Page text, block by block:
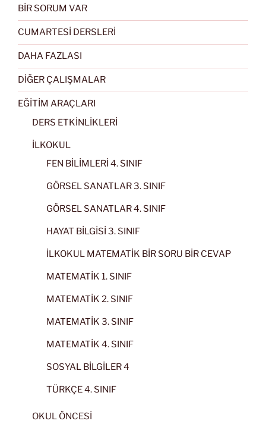
BİR SORUM VAR
CUMARTESİ DERSLERİ
DAHA FAZLASI
DİĞER ÇALIŞMALAR
EĞİTİM ARAÇLARI
DERS ETKİNLİKLERİ
İLKOKUL
FEN BİLİMLERİ 4. SINIF
GÖRSEL SANATLAR 3. SINIF
GÖRSEL SANATLAR 4. SINIF
HAYAT BİLGİSİ 3. SINIF
İLKOKUL MATEMATİK BİR SORU BİR CEVAP
MATEMATİK 1. SINIF
MATEMATİK 2. SINIF
MATEMATİK 3. SINIF
MATEMATİK 4. SINIF
SOSYAL BİLGİLER 4
TÜRKÇE 4. SINIF
OKUL ÖNCESİ